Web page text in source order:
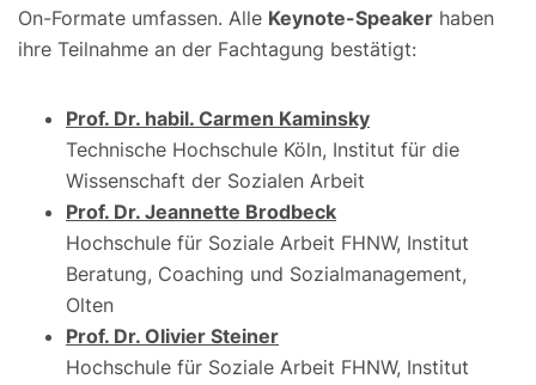
On-Formate umfassen. Alle Keynote-Speaker haben
ihre Teilnahme an der Fachtagung bestätigt:
Prof. Dr. habil. Carmen Kaminsky
Technische Hochschule Köln, Institut für die
Wissenschaft der Sozialen Arbeit
Prof. Dr. Jeannette Brodbeck
Hochschule für Soziale Arbeit FHNW, Institut
Beratung, Coaching und Sozialmanagement,
Olten
Prof. Dr. Olivier Steiner
Hochschule für Soziale Arbeit FHNW, Institut